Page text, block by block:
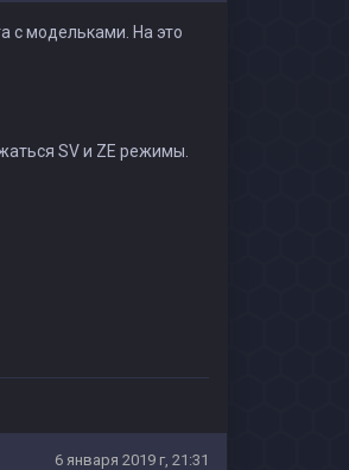
с модельками. На это
SV и ZE режимы.
6 января 2019 г, 21:31